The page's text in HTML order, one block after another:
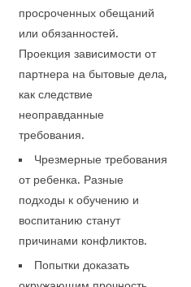
просроченных обещаний
или обязанностей.
Проекция зависимости от
партнера на бытовые дела,
как следствие
неоправданные
требования.
Чрезмерные требования
от ребенка. Разные
подходы к обучению и
воспитанию станут
причинами конфликтов.
Попытки доказать